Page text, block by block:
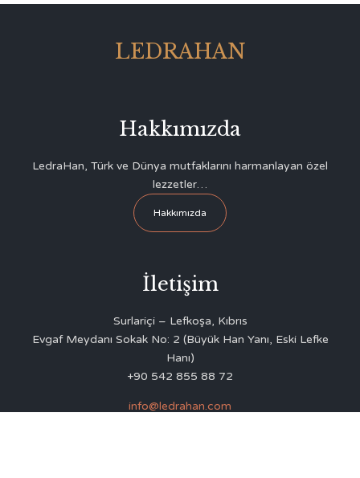
LEDRAHAN
Hakkımızda
LedraHan, Türk ve Dünya mutfaklarını harmanlayan özel
lezzetler…
Hakkımızda
İletişim
Surlariçi – Lefkoşa, Kıbrıs
Evgaf Meydanı Sokak No: 2 (Büyük Han Yanı, Eski Lefke
Hanı)
+90 542 855 88 72
info@ledrahan.com